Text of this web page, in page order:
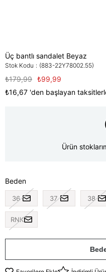
Üç bantlı sandalet Beyaz
Stok Kodu (883-22Y78002.55)
₺179,99 ₺99,99
₺16,67 'den başlayan
Ürün
Beden
36 37 38
RNK